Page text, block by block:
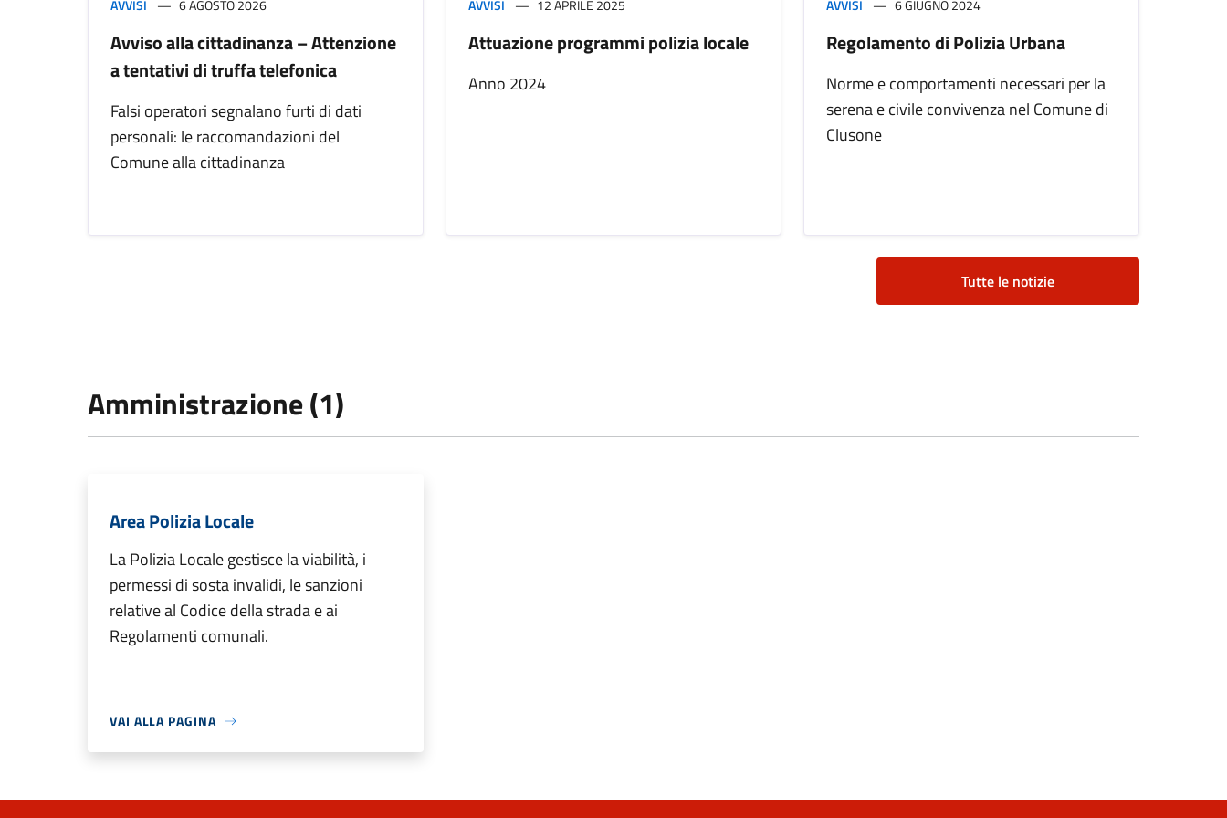
AVVISI 6 AGOSTO 2026
Avviso alla cittadinanza – Attenzione
a tentativi di truffa telefonica
Falsi operatori segnalano furti di dati
personali: le raccomandazioni del
Comune alla cittadinanza
AVVISI 12 APRILE 2025
Attuazione programmi polizia locale
Anno 2024
AVVISI 6 GIUGNO 2024
Regolamento di Polizia Urbana
Norme e comportamenti necessari per la
serena e civile convivenza nel Comune di
Clusone
Tutte le notizie
Amministrazione (1)
Area Polizia Locale
La Polizia Locale gestisce la viabilità, i
permessi di sosta invalidi, le sanzioni
relative al Codice della strada e ai
Regolamenti comunali.
VAI ALLA PAGINA